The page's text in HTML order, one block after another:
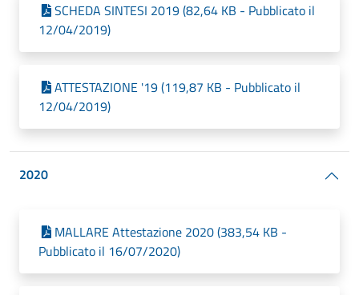
SCHEDA SINTESI 2019 (82,64 KB - Pubblicato il
12/04/2019)
ATTESTAZIONE '19 (119,87 KB - Pubblicato il
12/04/2019)
2020
MALLARE Attestazione 2020 (383,54 KB -
Pubblicato il 16/07/2020)